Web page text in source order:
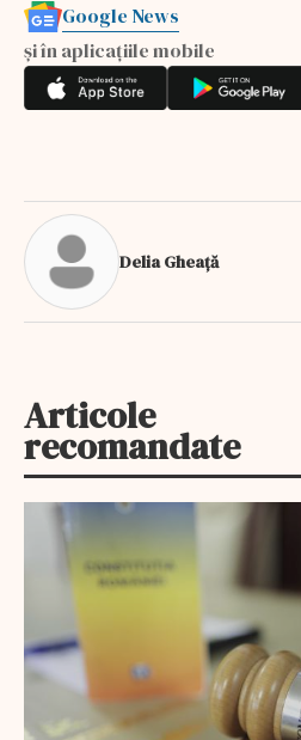
Google News
și în aplicațiile mobile
Delia Gheață
Articole
recomandate